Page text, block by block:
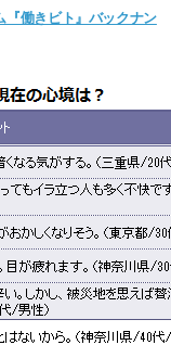
働きビト』バックナン